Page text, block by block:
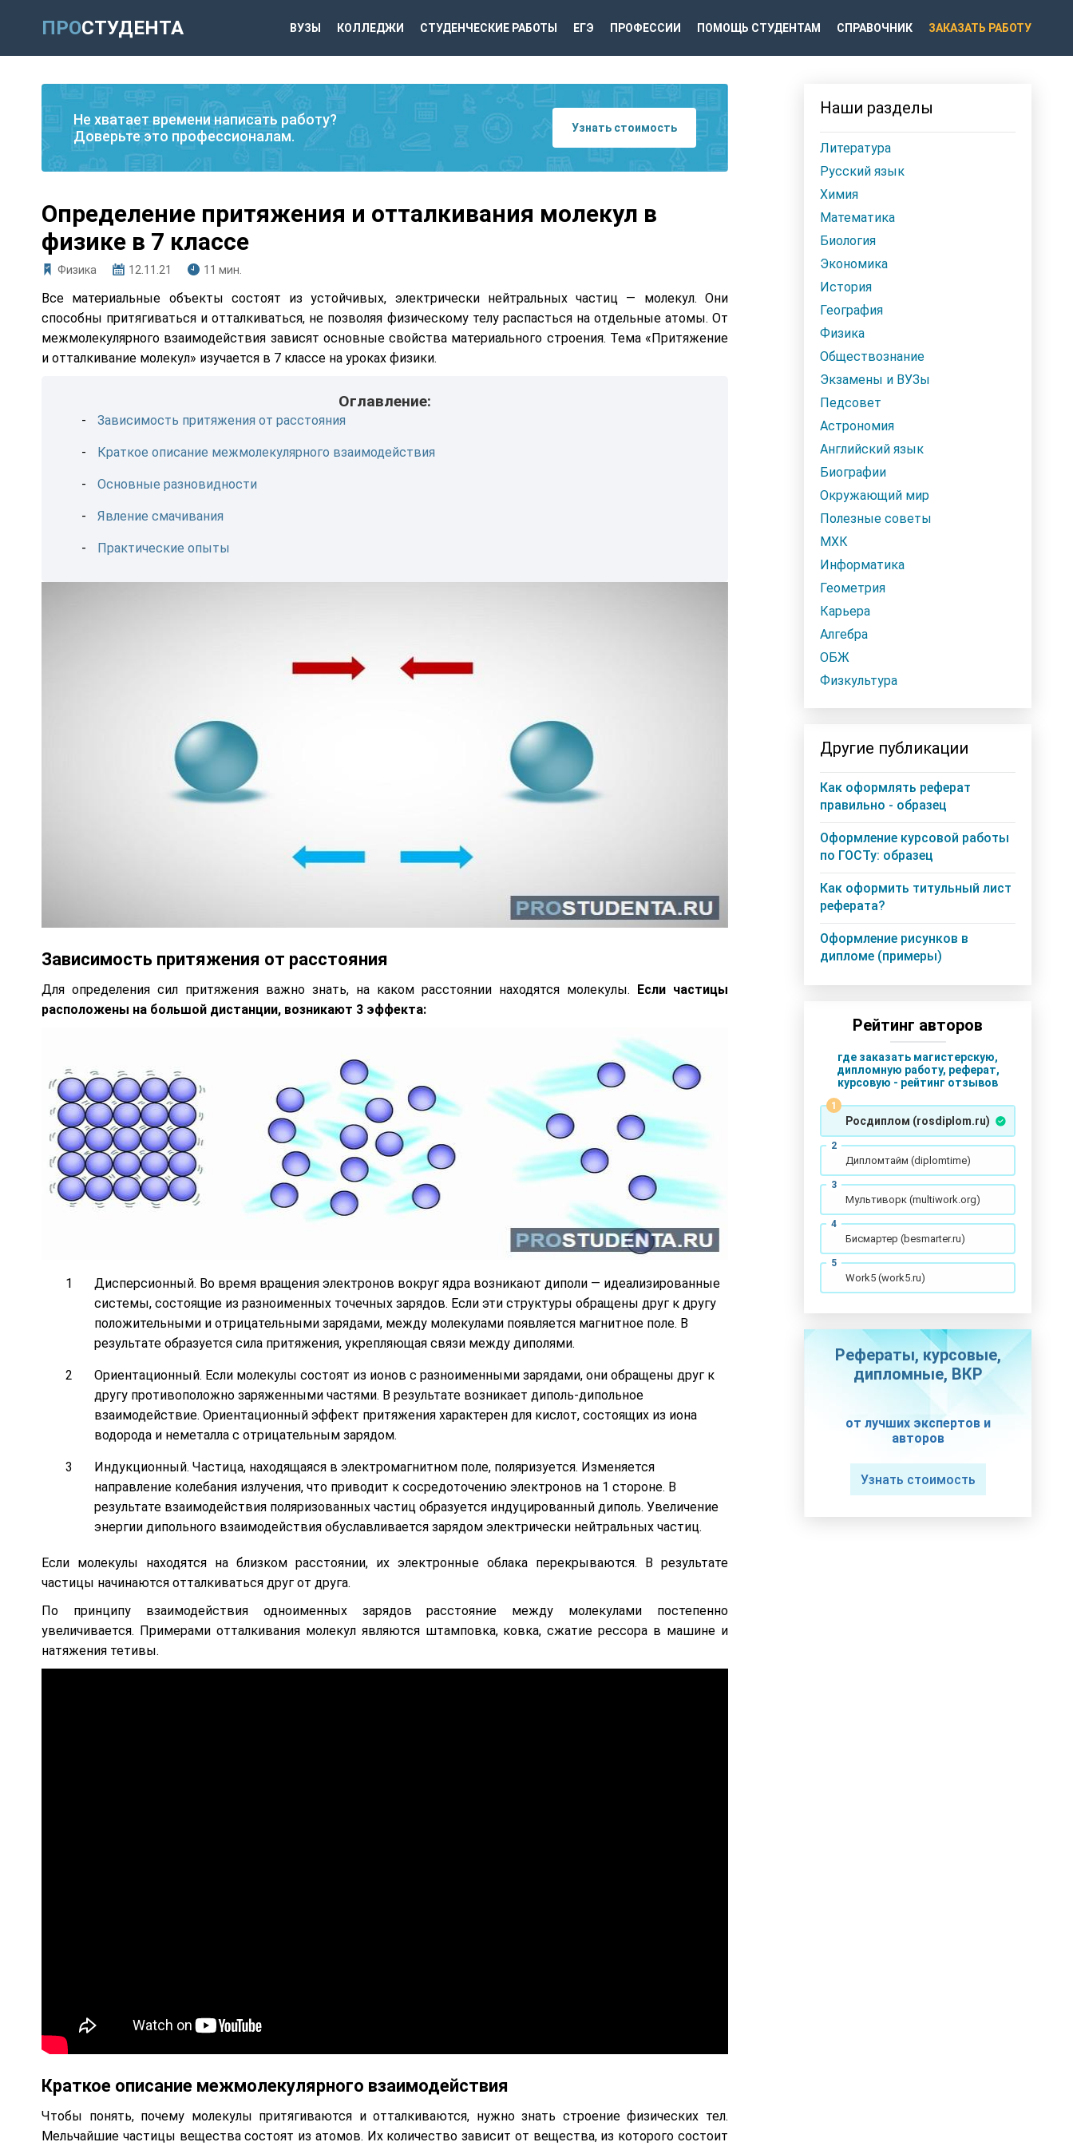
ПРОСТУДЕНТА ВУЗЫ КОЛЛЕДЖИ СТУДЕНЧЕСКИЕ РАБОТЫ ЕГЭ ПРОФЕССИИ ПОМОЩЬ СТУДЕНТАМ СПРАВОЧНИК ЗАКАЗАТЬ РАБОТУ
Не хватает времени написать работу?
Доверьте это профессионалам.
Узнать стоимость
Определение притяжения и отталкивания молекул в
физике в 7 классе
Физика 12.11.21 11 мин.
Все материальные объекты состоят из устойчивых, электрически нейтральных частиц — молекул. Они
способны притягиваться и отталкиваться, не позволяя физическому телу распасться на отдельные атомы. От
межмолекулярного взаимодействия зависят основные свойства материального строения. Тема «Притяжение
и отталкивание молекул» изучается в 7 классе на уроках физики.
Оглавление:
Зависимость притяжения от расстояния
Краткое описание межмолекулярного взаимодействия
Основные разновидности
Явление смачивания
Практические опыты
Зависимость притяжения от расстояния
Для определения сил притяжения важно знать, на каком расстоянии находятся молекулы.
Если частицы
расположены на большой дистанции, возникают 3 эффекта:
Дисперсионный. Во время вращения электронов вокруг ядра возникают диполи — идеализированные
системы, состоящие из разноименных точечных зарядов. Если эти структуры обращены друг к другу
положительными и отрицательными зарядами, между молекулами появляется магнитное поле. В
результате образуется сила притяжения, укрепляющая связи между диполями.
Ориентационный. Если молекулы состоят из ионов с разноименными зарядами, они обращены друг к
другу противоположно заряженными частями. В результате возникает диполь-дипольное
взаимодействие. Ориентационный эффект притяжения характерен для кислот, состоящих из иона
водорода и неметалла с отрицательным зарядом.
Индукционный. Частица, находящаяся в электромагнитном поле, поляризуется. Изменяется
направление колебания излучения, что приводит к сосредоточению электронов на 1 стороне. В
результате взаимодействия поляризованных частиц образуется индуцированный диполь. Увеличение
энергии дипольного взаимодействия обуславливается зарядом электрически нейтральных частиц.
Если молекулы находятся на близком расстоянии, их электронные облака перекрываются. В результате
частицы начинаются отталкиваться друг от друга.
По принципу взаимодействия одноименных зарядов расстояние между молекулами постепенно
увеличивается. Примерами отталкивания молекул являются штамповка, ковка, сжатие рессора в машине и
натяжения тетивы.
Краткое описание межмолекулярного взаимодействия
Чтобы понять, почему молекулы притягиваются и отталкиваются, нужно знать строение физических тел.
Мельчайшие частицы вещества состоят из атомов. Их количество зависит от вещества, из которого состоит
Наши разделы
Литература
Русский язык
Химия
Математика
Биология
Экономика
История
География
Физика
Обществознание
Экзамены и ВУЗы
Педсовет
Астрономия
Английский язык
Биографии
Окружающий мир
Полезные советы
МХК
Информатика
Геометрия
Карьера
Алгебра
ОБЖ
Физкультура
Другие публикации
Как оформлять реферат
правильно - образец
Оформление курсовой работы
по ГОСТу: образец
Как оформить титульный лист
реферата?
Оформление рисунков в
дипломе (примеры)
Рейтинг авторов
где заказать магистерскую,
дипломную работу, реферат,
курсовую - рейтинг отзывов
Росдиплом (rosdiplom.ru)
Дипломтайм (diplomtime)
Мультиворк (multiwork.org)
Бисмартер (besmarter.ru)
Work5 (work5.ru)
Рефераты, курсовые,
дипломные, ВКР
от лучших экспертов и
авторов
Узнать стоимость